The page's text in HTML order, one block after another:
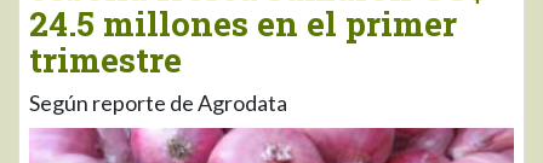
24.5 millones en el primer
trimestre
Según reporte de Agrodata